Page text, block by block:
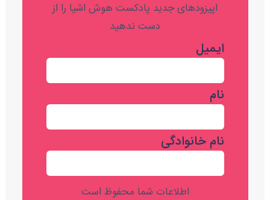
اپیزودهای جدید پادکست هوش اشیا را از
دست ندهید
ایمیل
نام
نام خانوادگی
اطلاعات شما محفوظ است